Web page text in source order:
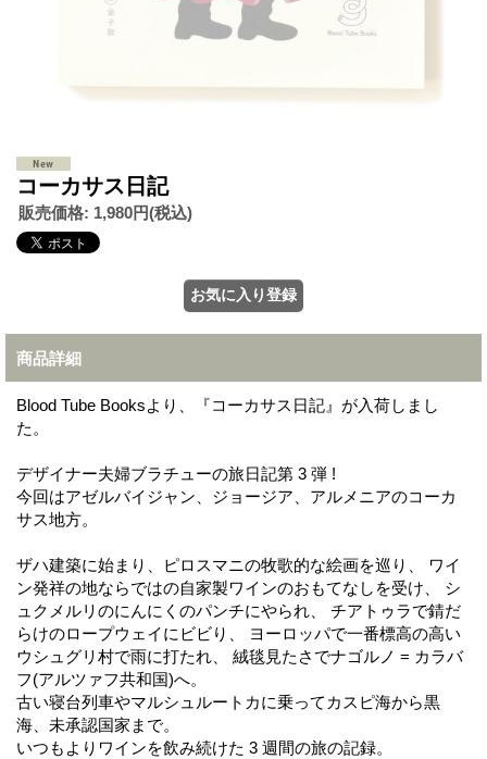
コーカサス日記
販売価格: 1,980円(税込)
商品詳細
Blood Tube Booksより、『コーカサス日記』が入荷しまし
た。
デザイナー夫婦ブラチューの旅日記第 3 弾 !
今回はアゼルバイジャン、ジョージア、アルメニアのコーカ
サス地方。
ザハ建築に始まり、ピロスマニの牧歌的な絵画を巡り、 ワイ
ン発祥の地ならではの自家製ワインのおもてなしを受け、 シ
ュクメルリのにんにくのパンチにやられ、 チアトゥラで錆だ
らけのロープウェイにビビり、 ヨーロッパで一番標高の高い
ウシュグリ村で雨に打たれ、 絨毯見たさでナゴルノ = カラバ
フ(アルツァフ共和国)へ。
古い寝台列車やマルシュルートカに乗ってカスピ海から黒
海、未承認国家まで。
いつもよりワインを飲み続けた 3 週間の旅の記録。